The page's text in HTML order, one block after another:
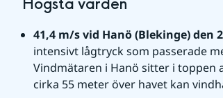
Högsta värden
41,4 m/s vid Hanö (Blekinge) den
intensivt lågtryck som passerade
Vindmätaren i Hanö sitter i toppen
cirka 55 meter över havet kan